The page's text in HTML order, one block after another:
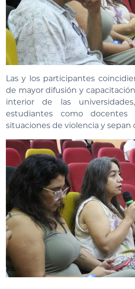
Las y los participantes
de mayor difusión y
interior de las
estudiantes como docentes
situaciones de violencia y sepan